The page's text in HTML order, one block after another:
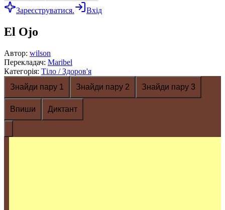
Зареєструватися. Вхід
El Ojo
Автор: wilson
Перекладач: Maribel
Категорія: Тіло / Здоров'я
Знайди пару 1
Знайди пару 2 Знайди пару 3
Впиши Диктант